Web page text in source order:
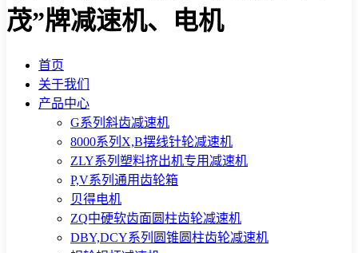
茂”牌减速机、电机
首页
关于我们
产品中心
G系列斜齿减速机
8000系列X,B摆线针轮减速机
ZLY系列塑料挤出机专用减速机
P,V系列通用齿轮箱
贝得电机
ZQ中硬软齿面圆柱齿轮减速机
DBY,DCY系列圆锥圆柱齿轮减速机